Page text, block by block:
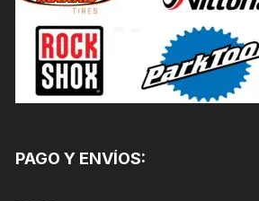
PAGO Y ENVÍOS: